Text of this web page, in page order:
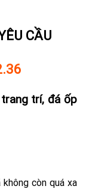
CẦU
trí, đá ốp
không còn quá xa